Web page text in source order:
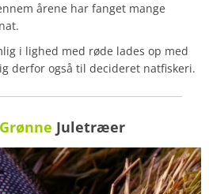
årene har fanget mange
i lighed med røde lades op med
derfor også til decideret natfiskeri.
Grønne Juletræer